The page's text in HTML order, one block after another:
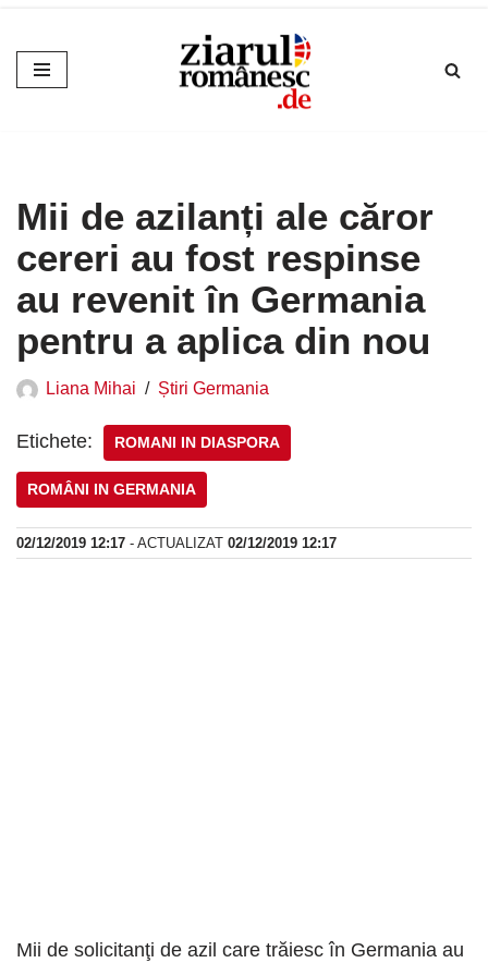
Sari
la
Mii de azilanți ale căror
cereri au fost respinse
au revenit în Germania
pentru a aplica din nou
Liana Mihai Știri Germania
Etichete: ROMANI IN DIASPORA
ROMÂNI IN GERMANIA
02/12/2019 12:17 - ACTUALIZAT 02/12/2019 12:17
Mii de solicitanţi de azil care trăiesc în Germania au